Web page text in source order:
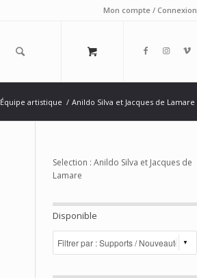
Mon compte / Connexion
Équipe artistique / Anildo Silva et Jacques de Lamare
Selection : Anildo Silva et Jacques de
Lamare
Disponible